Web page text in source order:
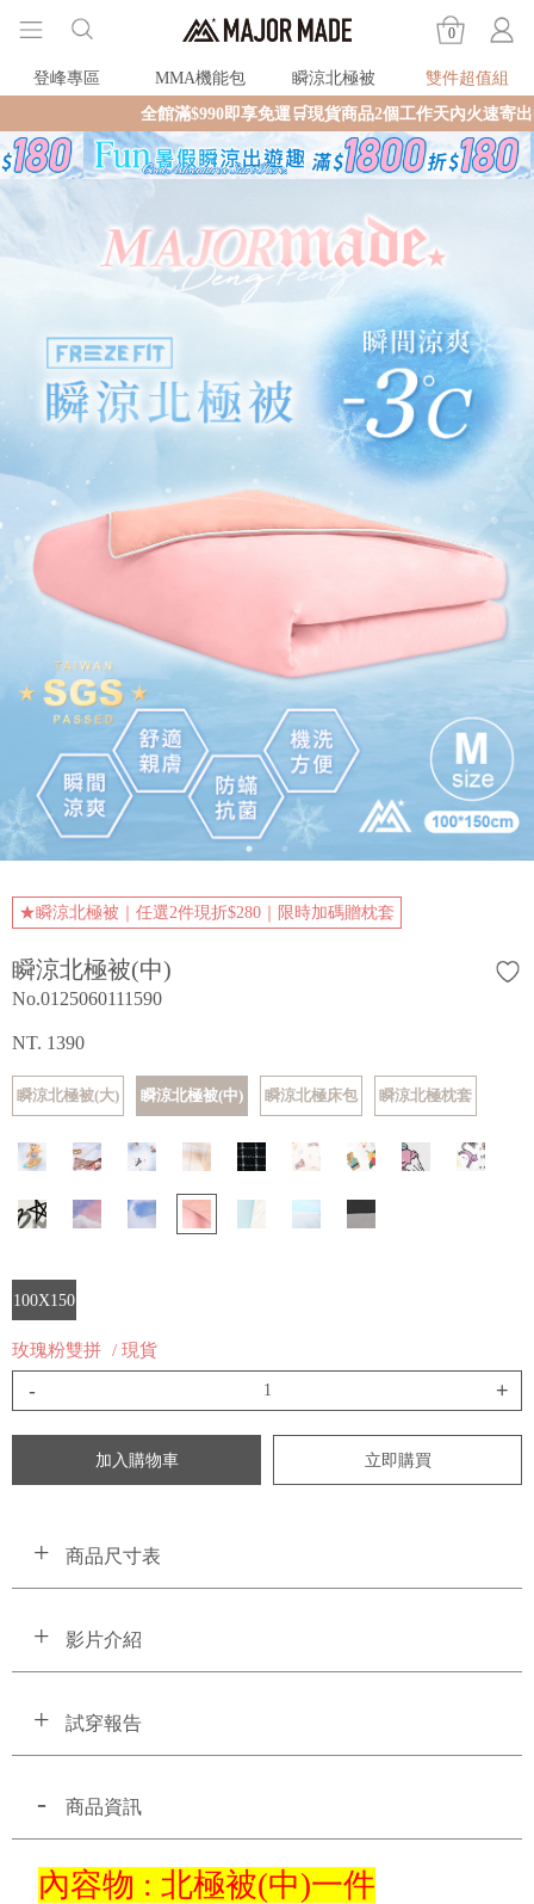
0
登峰專區 MMA機能包 瞬涼北極被
雙件超值組
全館滿$990即享免運🛒現貨商品2個工作天內火速寄出🚚滿額再送限量好
★瞬涼北極被｜任選2件現折$280｜限時加碼贈枕套
瞬涼北極被(中)
No.0125060111590
NT. 1390
瞬涼北極被(大) 瞬涼北極被(中) 瞬涼北極床包 瞬涼北極枕套
100X150
玫瑰粉雙拼 / 現貨
- +
加入購物車 立即購買
商品尺寸表
影片介紹
試穿報告
商品資訊
內容物 : 北極被(中)一件